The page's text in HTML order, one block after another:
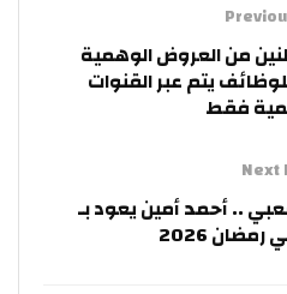
من العروض الوهمية
يتم عبر القنوات
فقط
Next
.. أحمد أمين يعود بـ